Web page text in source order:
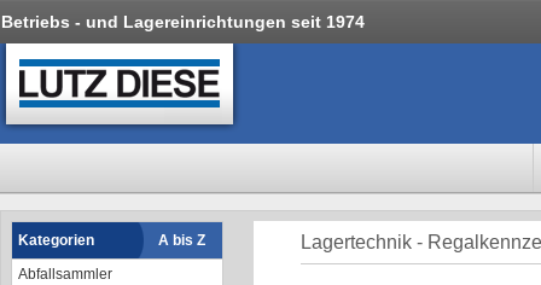
Betriebs - und Lagereinrichtungen seit 1974
Kategorien
A bis Z
Abfallsammler
Lagertechnik -